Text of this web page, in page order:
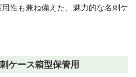
性も兼ね備えた、魅力的な名刺ケ
ケース箱型保管用